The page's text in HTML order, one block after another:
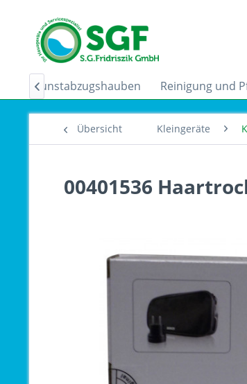
Dunstabzugshauben Reinigung und

Übersicht Kleingeräte
00401536